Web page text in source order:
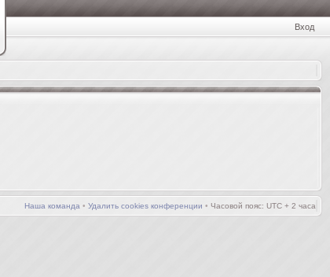
Вход
Наша команда • Удалить cookies конференции • Часовой пояс: UTC + 2 часа